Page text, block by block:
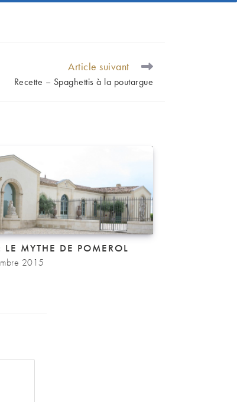
Article suivant
Recette – Spaghettis à la poutargue
LE MYTHE DE POMEROL
2015